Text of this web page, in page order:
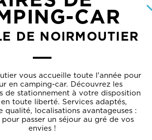
CAR
DE NOIRMOUTIER
vous accueille toute l'année pour
en camping-car. Découvrez les
de stationnement à votre disposition
toute liberté. Services adaptés,
qualité, localisations avantageuses :
passer un séjour au gré de vos
envies !
HÔTELS
D'HÔTES
ET VILLAGES VACANCES
LOCATIONS
CAMPINGS
IMMOBILIÈRES ET
CONCIERGERIES